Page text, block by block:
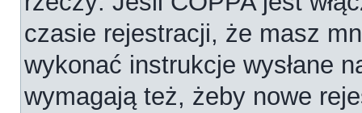
czasie rejestracji, że masz
wykonać instrukcje wysłane
wymagają też, żeby nowe